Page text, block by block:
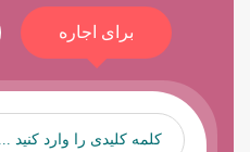
برای اجاره